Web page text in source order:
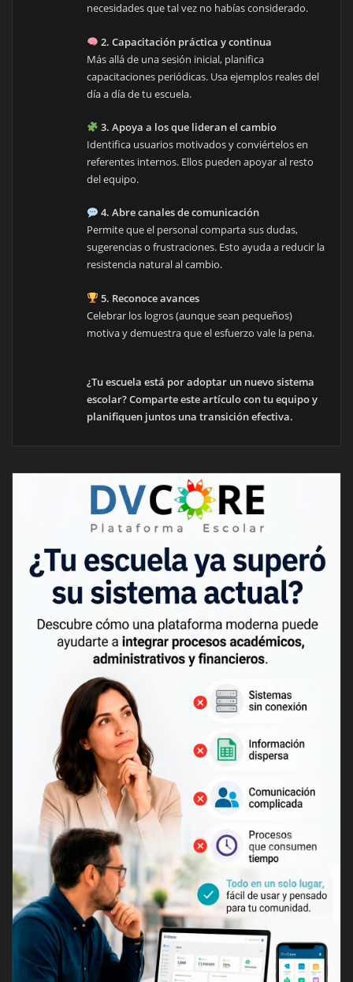
necesidades que tal vez no habías considerado.
2. Capacitación práctica y continua
Más allá de una sesión inicial, planifica
capacitaciones periódicas. Usa ejemplos reales del
día a día de tu escuela.
3. Apoya a los que lideran el cambio
Identifica usuarios motivados y conviértelos en
referentes internos. Ellos pueden apoyar al resto
del equipo.
4. Abre canales de comunicación
Permite que el personal comparta sus dudas,
sugerencias o frustraciones. Esto ayuda a reducir la
resistencia natural al cambio.
5. Reconoce avances
Celebrar los logros (aunque sean pequeños)
motiva y demuestra que el esfuerzo vale la pena.
¿Tu escuela está por adoptar un nuevo sistema
escolar? Comparte este artículo con tu equipo y
planifiquen juntos una transición efectiva.